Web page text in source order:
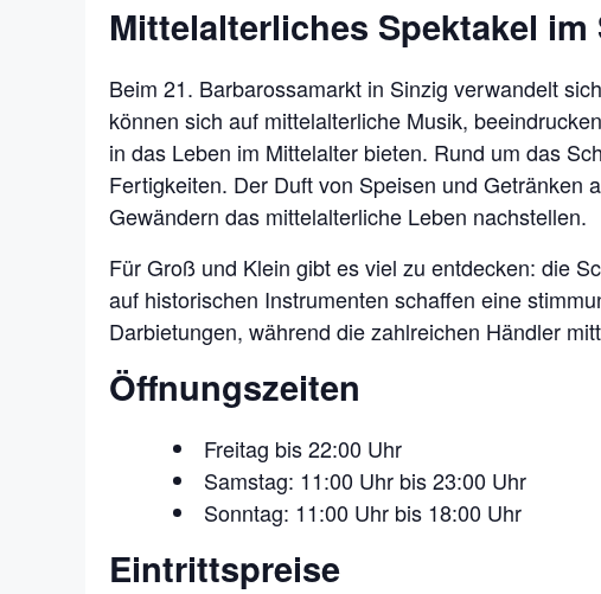
Mittelalterliches Spektakel
Beim 21. Barbarossamarkt in Sinzig verwandelt
können sich auf mittelalterliche Musik,
in das Leben im Mittelalter bieten. Rund um das
Fertigkeiten. Der Duft von Speisen und Getränken
Gewändern das mittelalterliche Leben nachstellen.
Für Groß und Klein gibt es viel zu entdecken: die
auf historischen Instrumenten schaffen eine
Darbietungen, während die zahlreichen Händler
Öffnungszeiten
Freitag bis 22:00 Uhr
Samstag: 11:00 Uhr bis 23:00 Uhr
Sonntag: 11:00 Uhr bis 18:00 Uhr
Eintrittspreise